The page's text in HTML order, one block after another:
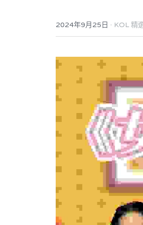
2024年9月25日 · KOL 精